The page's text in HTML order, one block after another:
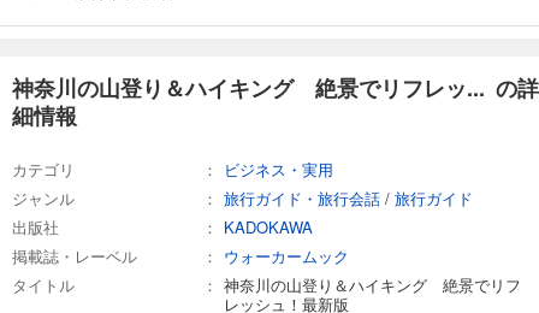
神奈川の山登り＆ハイキング 絶景でリフレッ... の詳
細情報
カテゴリ
ビジネス・実用
ジャンル
旅行ガイド・旅行会話 / 旅行ガイド
出版社
KADOKAWA
掲載誌・レーベル
ウォーカームック
タイトル
神奈川の山登り＆ハイキング 絶景でリフ
レッシュ！最新版